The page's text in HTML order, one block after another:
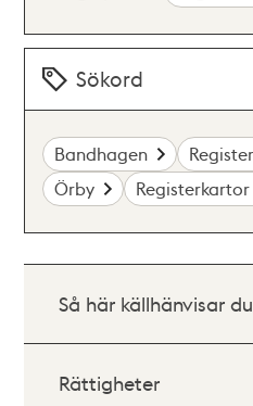
Sökord
Bandhagen
Örby
Registerkartor
Så här källhänvisar
Rättigheter